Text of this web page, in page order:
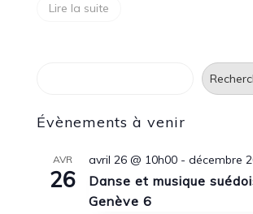
Lire la suite
Évènements à venir
AVR
26
avril 26 @ 10h00- décembre
Danse et musique
Genève 6